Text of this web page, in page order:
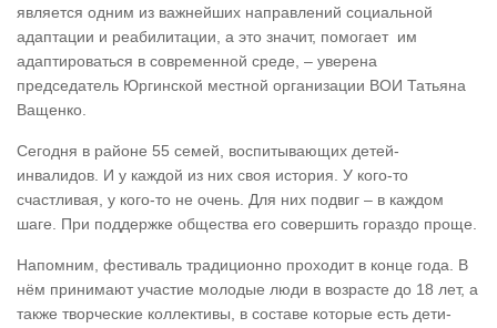
является одним из важнейших направлений социальной
адаптации и реабилитации, а это значит, помогает им
адаптироваться в современной среде, – уверена
председатель Юргинской местной организации ВОИ Татьяна
Ващенко.
Сегодня в районе 55 семей, воспитывающих детей-
инвалидов. И у каждой из них своя история. У кого-то
счастливая, у кого-то не очень. Для них подвиг – в каждом
шаге. При поддержке общества его совершить гораздо проще.
Напомним, фестиваль традиционно проходит в конце года. В
нём принимают участие молодые люди в возрасте до 18 лет, а
также творческие коллективы, в составе которые есть дети-